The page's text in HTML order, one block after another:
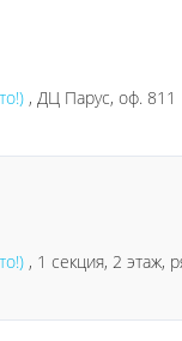
, ДЦ Парус, оф. 811
, 1 секция, 2 этаж,